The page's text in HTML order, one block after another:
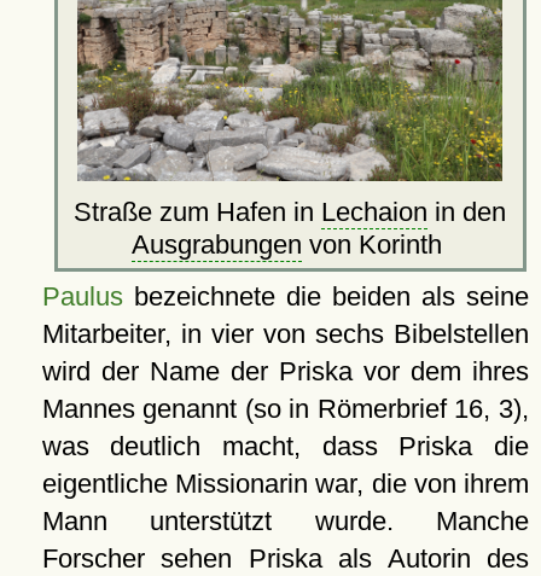
Straße zum Hafen in Lechaion in den
Ausgrabungen von Korinth
Paulusbezeichnete die beiden als seine
Mitarbeiter, in vier von sechs Bibelstellen
wird der Name der Priska vor dem ihres
Mannes genannt (so in Römerbrief 16, 3),
was deutlich macht, dass Priska die
eigentliche Missionarin war, die von ihrem
Mann unterstützt wurde. Manche
Forscher sehen Priska als Autorin des